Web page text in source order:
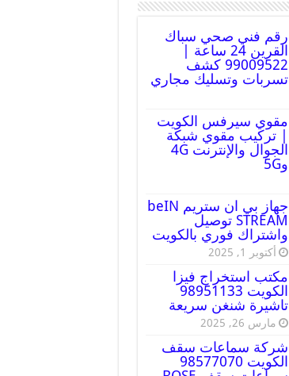
رقم فني صحي سباك
القرين 24 ساعة |
99009522 كشف
تسربات وتسليك مجاري
مقوي سيرفس الكويت
| تركيب مقوي شبكة
الجوال والإنترنت 4G
و5G
جهاز بي ان ستريم beIN
STREAM توصيل
واشتراك فوري بالكويت
أكتوبر 1, 2025
مكتب استخراج فيزا
الكويت 98951133
تاشيرة شنغن سريعة
مارس 26, 2025
شركة سماعات سقف
الكويت 98577070